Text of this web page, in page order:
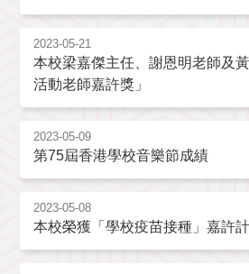
2023-05-21
本校梁嘉傑主任、謝恩明老師及
活動老師嘉許獎」
2023-05-09
第75屆香港學校音樂節成績
2023-05-08
本校榮獲「學校疫苗接種」嘉許